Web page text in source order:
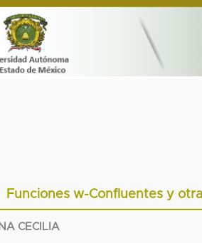
Funciones w-Confluentes y
CECILIA